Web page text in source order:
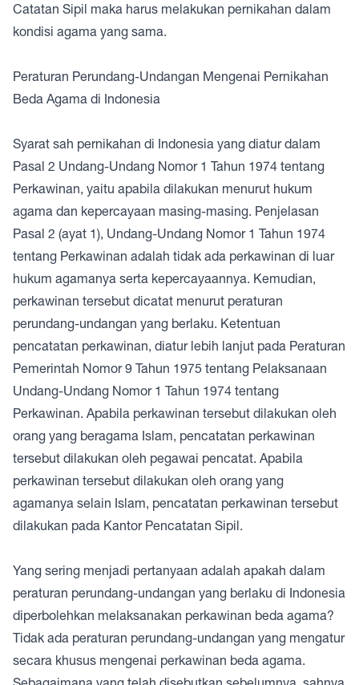
Catatan Sipil maka harus melakukan pernikahan dalam
kondisi agama yang sama.
Peraturan Perundang-Undangan Mengenai Pernikahan
Beda Agama di Indonesia
Syarat sah pernikahan di Indonesia yang diatur dalam
Pasal 2 Undang-Undang Nomor 1 Tahun 1974 tentang
Perkawinan, yaitu apabila dilakukan menurut hukum
agama dan kepercayaan masing-masing. Penjelasan
Pasal 2 (ayat 1), Undang-Undang Nomor 1 Tahun 1974
tentang Perkawinan adalah tidak ada perkawinan di luar
hukum agamanya serta kepercayaannya. Kemudian,
perkawinan tersebut dicatat menurut peraturan
perundang-undangan yang berlaku. Ketentuan
pencatatan perkawinan, diatur lebih lanjut pada Peraturan
Pemerintah Nomor 9 Tahun 1975 tentang Pelaksanaan
Undang-Undang Nomor 1 Tahun 1974 tentang
Perkawinan. Apabila perkawinan tersebut dilakukan oleh
orang yang beragama Islam, pencatatan perkawinan
tersebut dilakukan oleh pegawai pencatat. Apabila
perkawinan tersebut dilakukan oleh orang yang
agamanya selain Islam, pencatatan perkawinan tersebut
dilakukan pada Kantor Pencatatan Sipil.
Yang sering menjadi pertanyaan adalah apakah dalam
peraturan perundang-undangan yang berlaku di Indonesia
diperbolehkan melaksanakan perkawinan beda agama?
Tidak ada peraturan perundang-undangan yang mengatur
secara khusus mengenai perkawinan beda agama.